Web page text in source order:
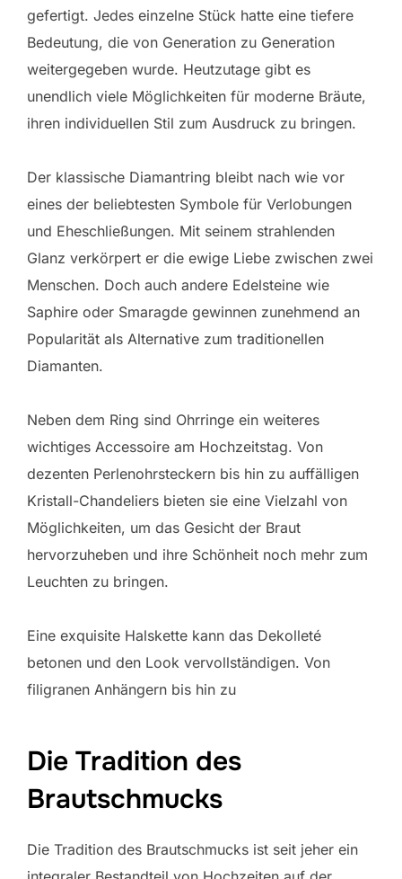
gefertigt. Jedes einzelne Stück hatte eine tiefere
Bedeutung, die von Generation zu Generation
weitergegeben wurde. Heutzutage gibt es
unendlich viele Möglichkeiten für moderne Bräute,
ihren individuellen Stil zum Ausdruck zu bringen.
Der klassische Diamantring bleibt nach wie vor
eines der beliebtesten Symbole für Verlobungen
und Eheschließungen. Mit seinem strahlenden
Glanz verkörpert er die ewige Liebe zwischen zwei
Menschen. Doch auch andere Edelsteine wie
Saphire oder Smaragde gewinnen zunehmend an
Popularität als Alternative zum traditionellen
Diamanten.
Neben dem Ring sind Ohrringe ein weiteres
wichtiges Accessoire am Hochzeitstag. Von
dezenten Perlenohrsteckern bis hin zu auffälligen
Kristall-Chandeliers bieten sie eine Vielzahl von
Möglichkeiten, um das Gesicht der Braut
hervorzuheben und ihre Schönheit noch mehr zum
Leuchten zu bringen.
Eine exquisite Halskette kann das Dekolleté
betonen und den Look vervollständigen. Von
filigranen Anhängern bis hin zu
Die Tradition des
Brautschmucks
Die Tradition des Brautschmucks ist seit jeher ein